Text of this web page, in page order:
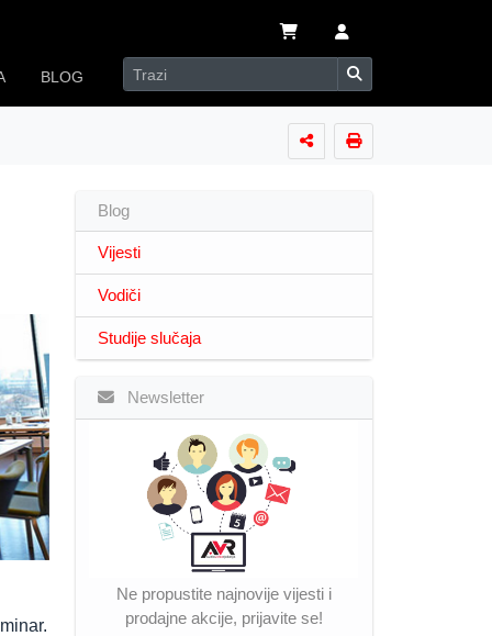
BLOG
Blog
Vijesti
Vodiči
Studije slučaja
Newsletter
Ne propustite najnovije vijesti i
prodajne akcije, prijavite se!